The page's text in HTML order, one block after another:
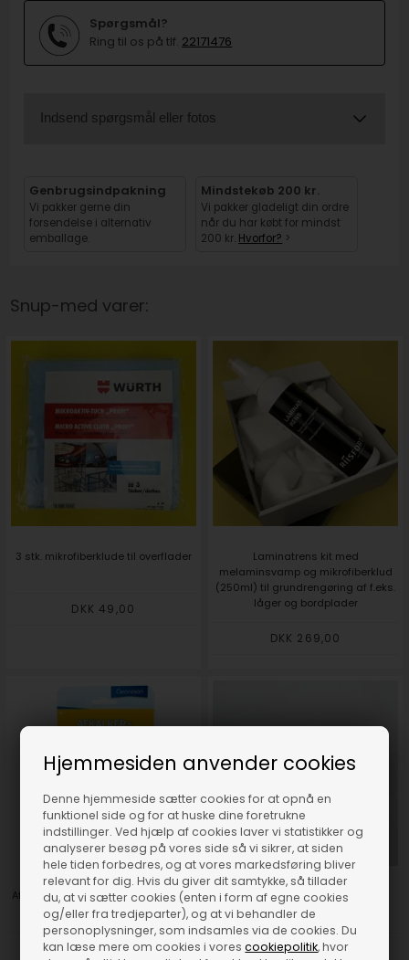
Hjemmesiden anvender cookies
Denne hjemmeside sætter cookies for at opnå en
funktionel side og for at huske dine foretrukne
indstillinger. Ved hjælp af cookies laver vi statistikker og
analyserer besøg på vores side så vi sikrer, at siden
hele tiden forbedres, og at vores markedsføring bliver
relevant for dig. Hvis du giver dit samtykke, så tillader
du, at vi sætter cookies (enten i form af egne cookies
og/eller fra tredjeparter), og at vi behandler de
personoplysninger, som indsamles via de cookies. Du
kan læse mere om cookies i vorescookiepolitik, hvor
Spørgsmål?
Ring til os på tlf. 22171476
Indsend spørgsmål eller fotos
Genbrugsindpakning
Vi pakker gerne din
forsendelse i alternativ
emballage.
Mindstekøb 200 kr.
Vi pakker gladeligt din ordre
når du har købt for mindst
200 kr. Hvorfor? >
Snup-med varer:
3 stk. mikrofiberklude til overflader
DKK 49,00
Laminatrens kit med
melaminsvamp og mikrofiberklud
(250ml) til grundrengøring af f.eks.
låger og bordplader
DKK 269,00
Afkalker til kaffemaskine, strygejern
m.fl.
DKK 22,95
Affaldsposer 40L klar = 1 rl. /50
poser - 30 øre pr. stk.
DKK 14,95